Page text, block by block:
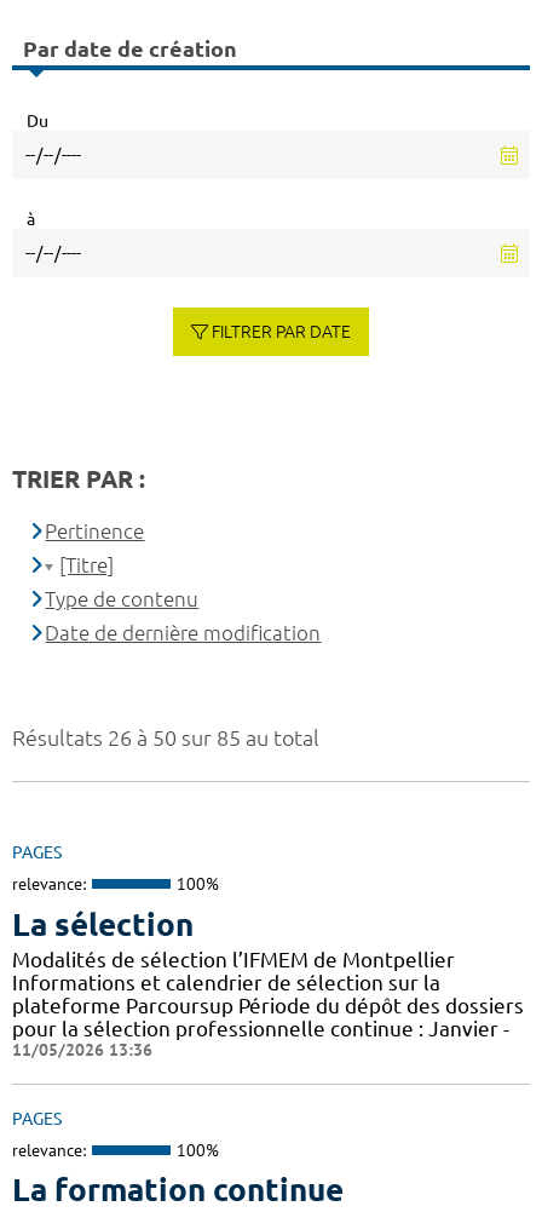
Résultats 26 à 50 sur 85 au total
PAGES
relevance: 100%
La sélection
Modalités de sélection l’IFMEM de Montpellier
Informations et calendrier de sélection sur la
plateforme Parcoursup Période du dépôt des dossiers
pour la sélection professionnelle continue : Janvier -
11/05/2026 13:36
PAGES
relevance: 100%
La formation continue
Par date de création
Du
à
FILTRER PAR DATE
TRIER PAR :
Pertinence
[Titre]
Type de contenu
Date de dernière modification